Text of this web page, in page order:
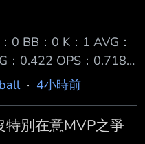
獵人，首局就轟出聯盟
場繳出4打數2安打、4
比4大勝，收下開季2
在滿壘局面登場打擊，
球掃出全壘打牆，一棒
4比0領先；這一轟正
貫砲，莎菈也因此成為
0 BB：0 K：1 AVG：
：0.422 OPS：0.718
手三連戰系列賽的第二
左投 Gabe Speier 在
滑球三振出局 隨後八
· 4小時前
特別在意MVP之爭